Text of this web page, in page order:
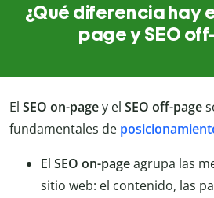
¿Qué diferencia hay
page y SEO
El SEO on-pagey el SEO off-page
fundamentales de
El SEO on-pageagrupa las
sitio web: el contenido, las